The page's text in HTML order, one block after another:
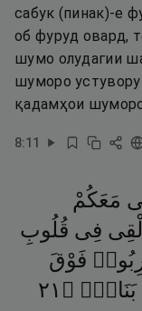
сабук (пинак)-е
об фуруд овард,
шумо олудагии
шуморо
қадамҳои
8:11
مَعَكُمْ
فِى قُلُوبِ
فَوْقَ
بَنَانٍۢ ۝ ١٢